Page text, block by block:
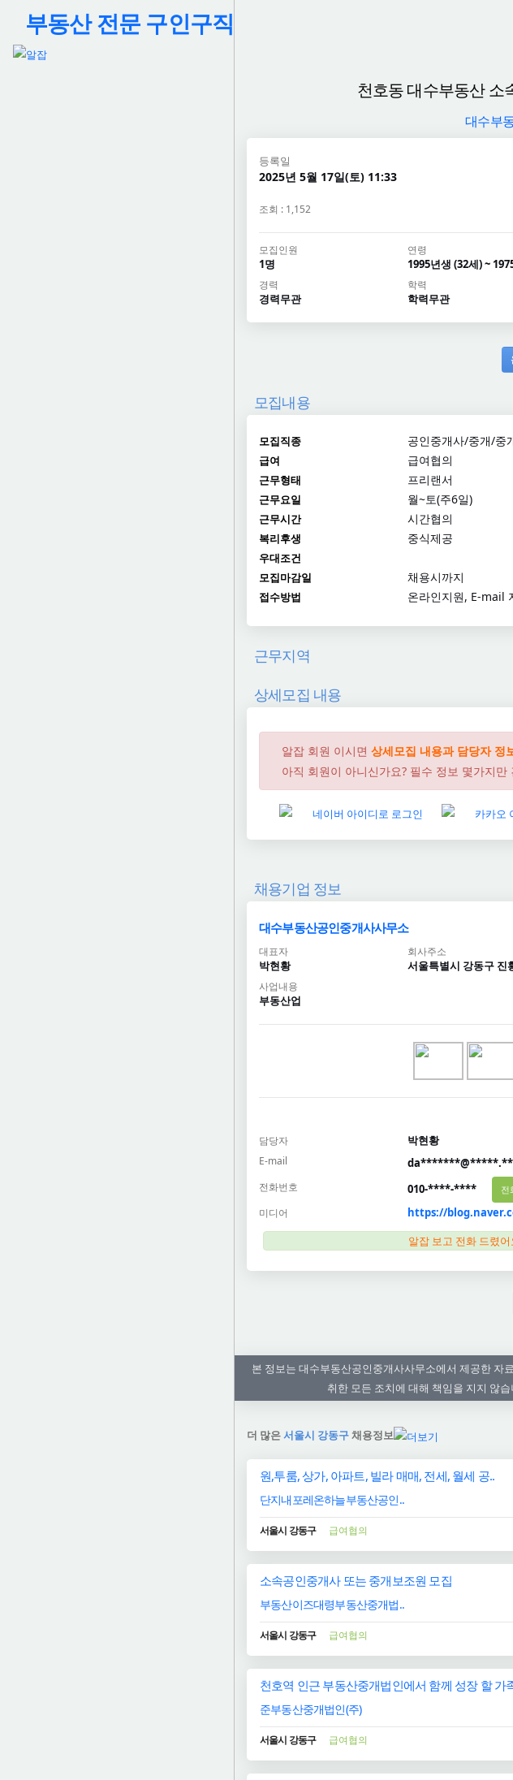
부동산 전문 구인구직
천호동 대수부동산 소
대수부
등록일
2025년 5월 17일(토) 11:33
조회 : 1,152
모집인원
1명
연령
1995년생 (32세) ~
경력
경력무관
학력
학력무관
모집내용
모집직종 공인중개사/중개/중
급여 급여협의
근무형태 프리랜서
근무요일 월~토(주6일)
근무시간 시간협의
복리후생 중식제공
우대조건
모집마감일
채용시까지
접수방법 온라인지원, E-mail
근무지역
상세모집 내용
알잡 회원 이시면 상세모집 내용과 담당자 정
아직 회원이 아니신가요? 필수 정보 몇가지
채용기업 정보
대수부동산공인중개사사무소
대표자
박현황
회사주소
서울특별시 강동구 진
사업내용
부동산업
담당자 박현황
E-mail
전화번호 010-****-**** 전
미디어
https://
알잡 보고 전화 드렸어
본 정보는 대수부동산공인중개사사무소에서 제공한 자
취한 모든 조치에 대해 책임을 지지 않
더 많은서울시 강동구채용정보
원,투룸, 상가, 아파트, 빌라 매매, 전세, 월세 공..
단지내포레온하늘부동산공인..
서울시 강동구 급여협의
소속공인중개사 또는 중개보조원 모집
부동산이즈대령부동산중개법..
서울시 강동구 급여협의
천호역 인근 부동산중개법인에서 함께 성장 할 가
준부동산중개법인(주)
서울시 강동구 급여협의